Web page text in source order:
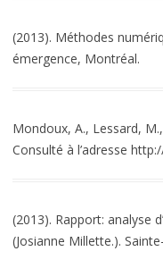
(2013). Méthodes
émergence, Montréal.
Mondoux, A., Lessard,
Consulté à l’adresse
(2013). Rapport: analyse
(Josianne Millette.).